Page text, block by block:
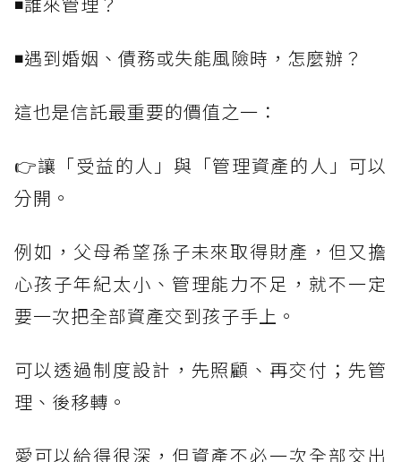
◾遇到婚姻、債務或失能風險時，怎麼辦？
這也是信託最重要的價值之一：
👉讓「受益的人」與「管理資產的人」可以
分開。
例如，父母希望孫子未來取得財產，但又擔
心孩子年紀太小、管理能力不足，就不一定
要一次把全部資產交到孩子手上。
可以透過制度設計，先照顧、再交付；先管
理、後移轉。
愛可以給得很深，但資產不必一次全部交出